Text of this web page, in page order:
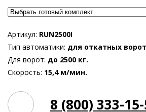
Артикул: RUN2500I
Тип автоматики: для откатных ворот
Для ворот: до 2500 кг.
Скорость: 15,4 м/мин.
8 (800) 333-